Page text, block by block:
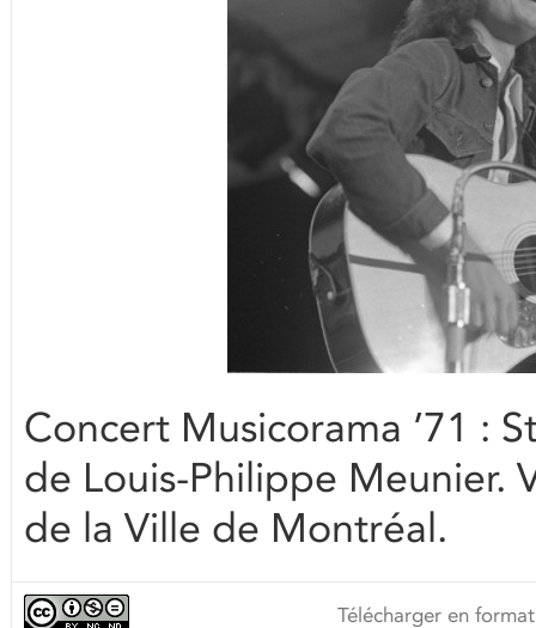
Concert Musicorama ’71 :
de Louis-Philippe Meunier.
de la Ville de Montréal.
Télécharger en